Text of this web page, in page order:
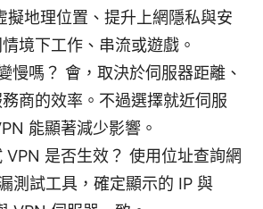
擬地理位置、提升上網隱私與安
境下工作、串流或遊戲。
慢嗎？ 會，取決於伺服器距離、
商的效率。不過選擇就近伺服
能顯著減少影響。
VPN 是否生效？ 使用位址查詢網
測試工具，確定顯示的 IP 與